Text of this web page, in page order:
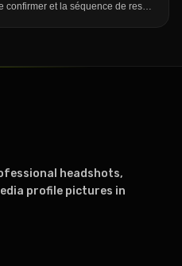
confirmer et la séquence de reset
headshots,
profile pictures in